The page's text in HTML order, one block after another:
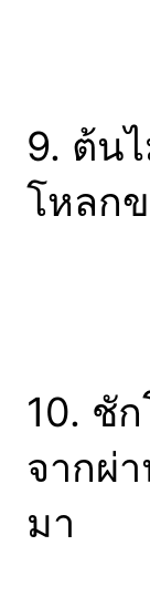
9. ต้น
โหลก
10. ชั
จากผ่
มา